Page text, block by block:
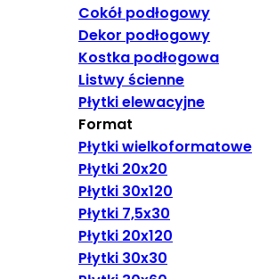
Cokół podłogowy
Dekor podłogowy
Kostka podłogowa
Listwy ścienne
Płytki elewacyjne
Format
Płytki wielkoformatowe
Płytki 20x20
Płytki 30x120
Płytki 7,5x30
Płytki 20x120
Płytki 30x30